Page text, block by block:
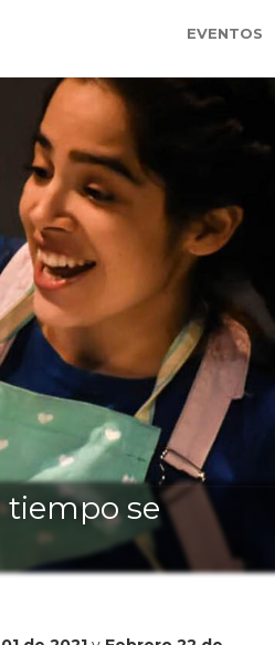
EVENTOS
tiempo se